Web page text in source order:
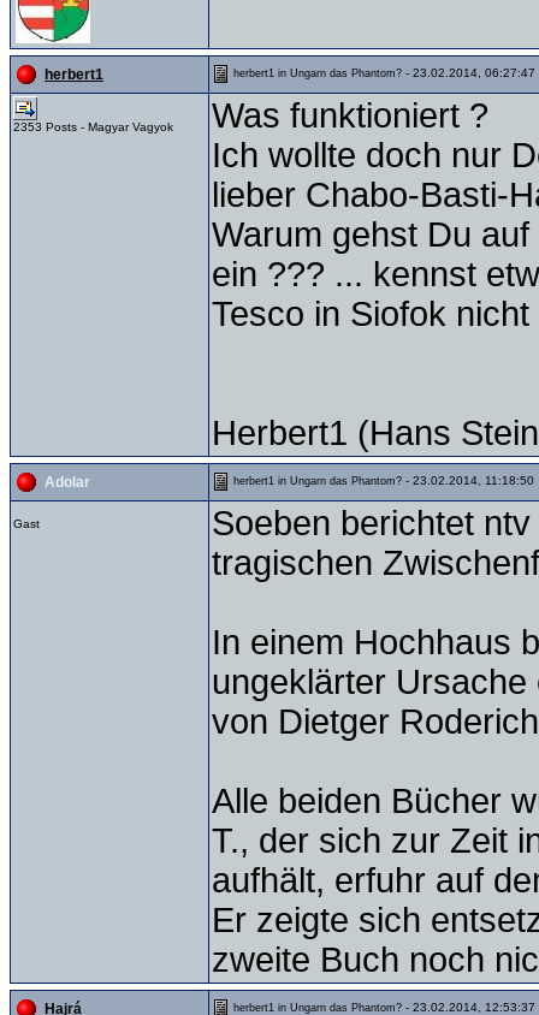
herbert1 herbert1 in Ungarn das Phantom? - 23.02.2014, 06:27:47
2353 Posts - Magyar Vagyok
Was funktioniert ?
Ich wollte doch nur
lieber Chabo-Basti-
Warum gehst Du
ein ??? ... kennst
Tesco in Siofok
Herbert1 (Hans
Adolar herbert1 in Ungarn das Phantom? - 23.02.2014, 11:18:50
Gast
Soeben berichtet
tragischen
In einem Hochhaus
ungeklärter
von Dietger
Alle beiden Bücher
T., der sich zur Zeit
aufhält, erfuhr auf
Er zeigte sich
zweite Buch noch
Hajrá herbert1 in Ungarn das Phantom? - 23.02.2014, 12:53:37